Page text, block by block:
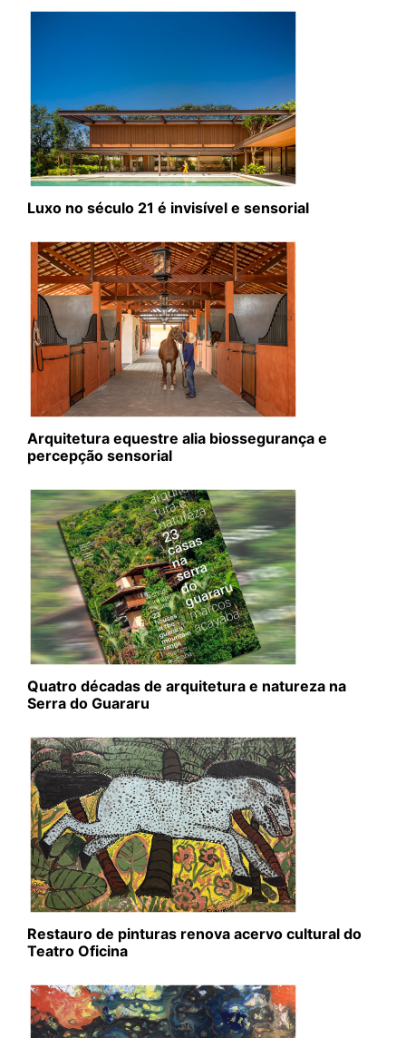
Luxo no século 21 é invisível e sensorial
Arquitetura equestre alia biossegurança e
percepção sensorial
Quatro décadas de arquitetura e natureza na
Serra do Guararu
Restauro de pinturas renova acervo cultural do
Teatro Oficina